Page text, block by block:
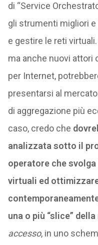
di “Service
gli strumenti migliori
e gestire le reti
ma anche nuovi attori
per Internet,
presentarsi al
di aggregazione più
caso, credo che
analizzata sotto il
operatore che
virtuali ed
una o più “slice”
accesso, in uno